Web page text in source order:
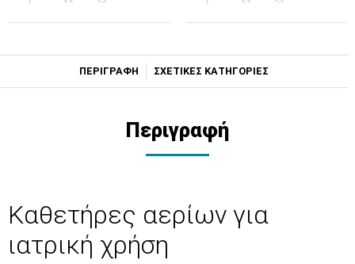
ΠΕΡΙΓΡΑΦΗ ΣΧΕΤΙΚΕΣ ΚΑΤΗΓΟΡΙΕΣ
Περιγραφή
Καθετήρες αερίων για
ιατρική χρήση